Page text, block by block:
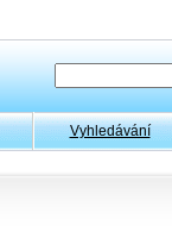
Vyhledávání